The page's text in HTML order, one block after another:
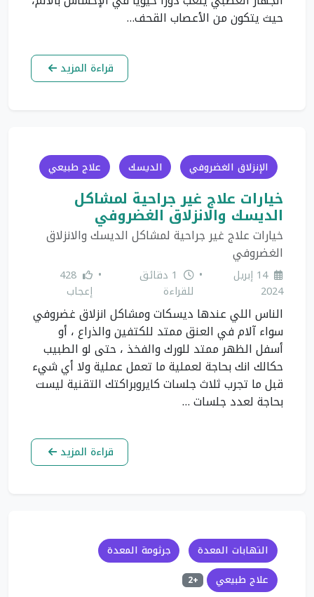
حيث يتكون من الأعصاب القحف…
قراءة المزيد
الإنزلاق الغضروفي الديسك علاج طبيعي
خيارات علاج غير جراحية لمشاكل
الديسك والانزلاق الغضروفي
خيارات علاج غير جراحية لمشاكل الديسك والانزلاق
الغضروفي
14 إبريل
2024
•
1 دقائق
للقراءة
•
428
إعجاب
الناس اللي عندها ديسكات ومشاكل انزلاق غضروفي
سواء آلام في العنق ممتد للكتفين والذراع ، أو
أسفل الظهر ممتد للورك والفخذ ، حتى لو الطبيب
حكالك انك بحاجة لعملية ما تعمل عملية ولا أي شيء
قبل ما تجرب ثلاث جلسات كايروبراكتك التقنية ليست
بحاجة لعدد جلسات …
قراءة المزيد
التهابات المعدة
جرثومة المعدة
علاج طبيعي
+2